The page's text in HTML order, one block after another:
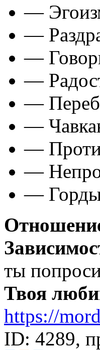
—
—
—
—
—
—
—
—
—
ты
Твоя
https://
ID: 4289,